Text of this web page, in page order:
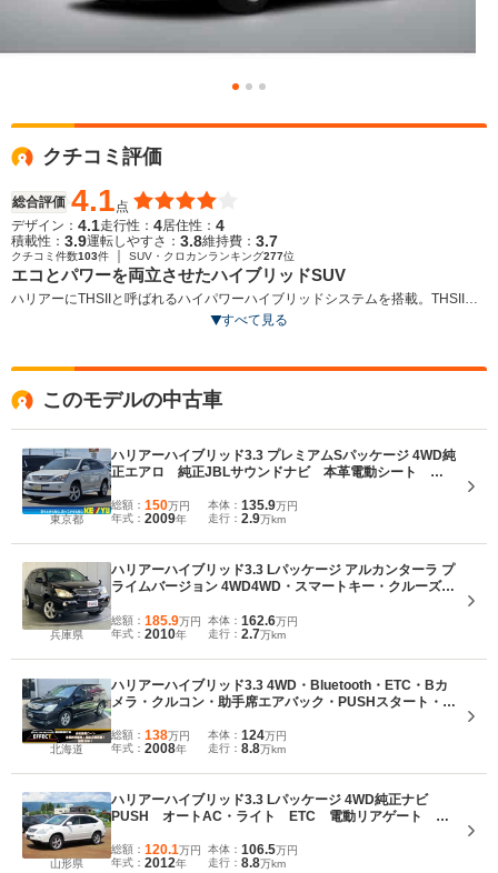
クチコミ評価
総合評価 4.1点
デザイン： 4.1走行性： 4居住性： 4
積載性： 3.9運転しやすさ： 3.8維持費： 3.7
クチコミ件数103件 SUV・クロカンランキング277位
エコとパワーを両立させたハイブリッドSUV
ハリアーにTHSIIと呼ばれるハイパワーハイブリッドシステムを搭載。THSIIは
高出力の3.3LのV6ガソリンエンジンと高性能モーターを組み合わせたシステ
車両を安定させるVDIMの採用により、車両運動性能を余すところなく引き出し
た。また272psのパワーを発揮しながら、燃費は10・15モードで17.8km/Lとい
う低燃費を達成。(2005.3)
すべて見る
このモデルの中古車
東京都
ハリアーハイブリッド3.3 プレミアムSパッケージ 4WD純
正エアロ 純正JBLサウンドナビ 本革電動シート シ
マートキー パワーバックドア クルーズコントロー
ル AC100V HIDランプ 純正18AW
総額： 150万円
年式： 2009年
本体： 135.9万円
走行： 2.9万km
兵庫県
ハリアーハイブリッド3.3 Lパッケージ アルカンターラ プ
ライムバージョン 4WD4WD・スマートキー・クルーズコ
ザーシート・パワーシート・パワートランク・JBLサウ
ンド・18インチ純正AW・ディスチャージライト・
総額： 185.9万円
年式： 2010年
本体： 162.6万円
走行： 2.7万km
北海道
ハリアーハイブリッド3.3 4WD・Bluetooth・ETC・Bカ
メラ・クルコン・助手席エアバック・PUSHスタート・社
総額： 138万円
年式： 2008年
本体： 124万円
走行： 8.8万km
山形県
ハリアーハイブリッド3.3 Lパッケージ 4WD純正ナビ
PUSH オートAC・ライト ETC 電動リアゲート
総額： 120.1万円
年式： 2012年
本体： 106.5万円
走行： 8.8万km